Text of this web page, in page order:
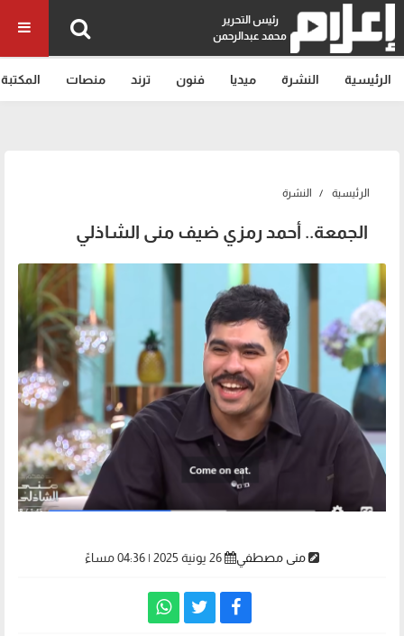
رئيس التحرير
محمد عبدالرحمن
الرئيسية النشرة ميديا فنون ترند منصات المكتبة
الرئيسية النشرة
الجمعة.. أحمد رمزي ضيف منى الشاذلي
منى مصطفي